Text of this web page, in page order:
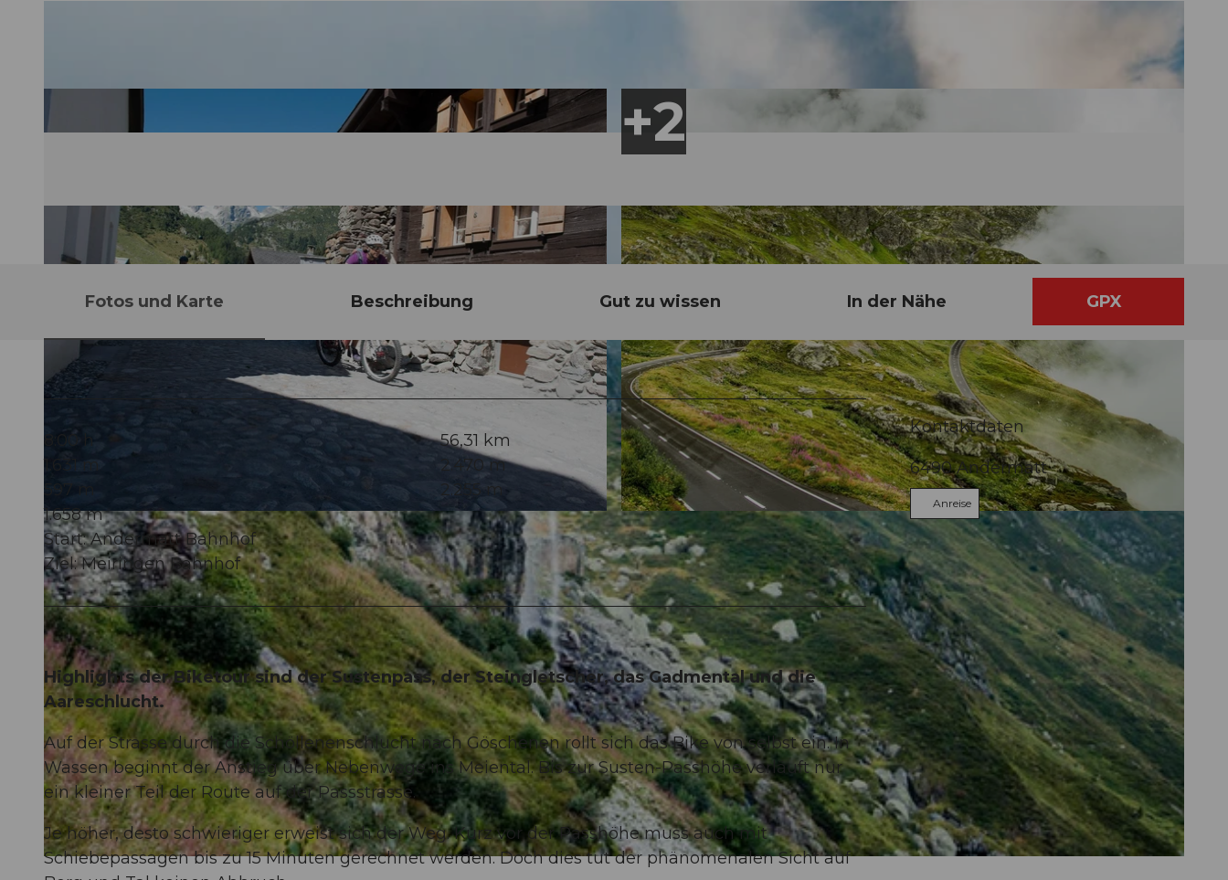
© Andermatt-Urserntal Tourismus GmbH, Ferienregion Andermatt
© Thilo Brunner, Ferienregion Andermatt © Martin Wabel
Fotos und Karte Beschreibung Gut zu wissen In der Nähe GPX
56,31 km
2.470 m
2.255 m
1.658 m
Start: Andermatt Bahnhof
Ziel: Meiringen Bahnhof
Highlights der Biketour sind der Sustenpass, der Steingletscher, das Gadmental und die
Aareschlucht.
Auf der Strasse durch die Schöllenenschlucht nach Göschenen rollt sich das Bike von selbst ein. In
Wassen beginnt der Anstieg über Nebenwege ins Meiental. Bis zur Susten-Passhöhe verläuft nur
ein kleiner Teil der Route auf der Passstrasse.
Je höher, desto schwieriger erweist sich der Weg. Kurz vor der Passhöhe muss auch mit
Schiebepassagen bis zu 15 Minuten gerechnet werden. Doch dies tut der phänomenalen Sicht auf
Kontaktdaten
6490Andermatt
Anreise